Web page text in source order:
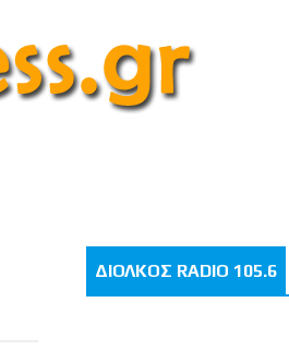
ΔΙΟΛΚΟΣ RADIO 105.6